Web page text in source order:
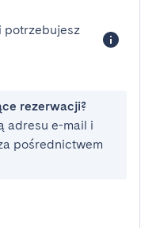
potrzebujesz
rezerwacji?
adresu e-mail i
pośrednictwem